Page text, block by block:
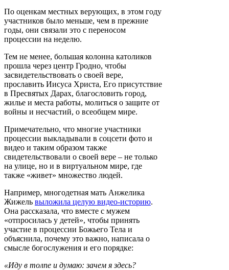
По оценкам местных верующих, в этом году
участников было меньше, чем в прежние
годы, они связали это с переносом
процессии на неделю.
Тем не менее, большая колонна католиков
прошла через центр Гродно, чтобы
засвидетельствовать о своей вере,
прославить Иисуса Христа, Его присутствие
в Пресвятых Дарах, благословить город,
жилье и места работы, молиться о защите от
войны и несчастий, о всеобщем мире.
Примечательно, что многие участники
процессии выкладывали в соцсети фото и
видео и таким образом также
свидетельствовали о своей вере – не только
на улице, но и в виртуальном мире, где
также «живет» множество людей.
Например, многодетная мать Анжелика
Жижель выложила целую видео-историю.
Она рассказала, что вместе с мужем
«отпросилась у детей», чтобы принять
участие в процессии Божьего Тела и
объяснила, почему это важно, написала о
смысле богослужения и его порядке:
«Иду в толпе и думаю: зачем я здесь?